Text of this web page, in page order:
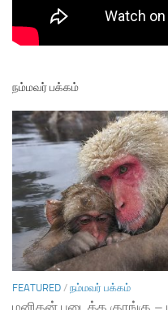
நம்மவர் பக்கம்
FEATURED / நம்மவர் பக்கம்